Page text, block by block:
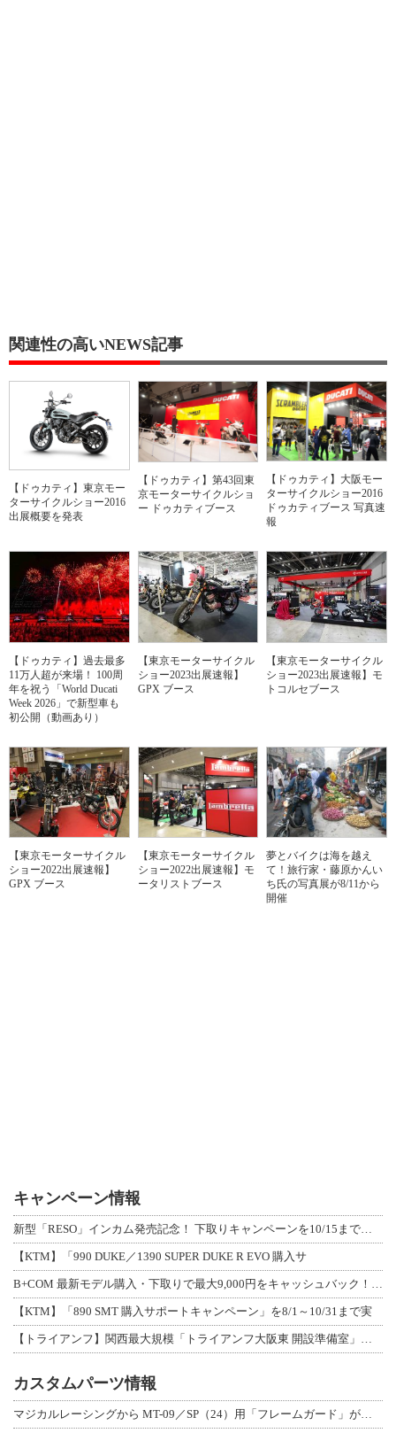
関連性の高いNEWS記事
【ドゥカティ】東京モー
ターサイクルショー2016
出展概要を発表
【ドゥカティ】第43回東
京モーターサイクルショ
ー ドゥカティブース
【ドゥカティ】大阪モー
ターサイクルショー2016
ドゥカティブース 写真速
報
【ドゥカティ】過去最多
11万人超が来場！ 100周
年を祝う「World Ducati
Week 2026」で新型車も
初公開（動画あり）
【東京モーターサイクル
ショー2023出展速報】
GPX ブース
【東京モーターサイクル
ショー2023出展速報】モ
トコルセブース
【東京モーターサイクル
ショー2022出展速報】
GPX ブース
【東京モーターサイクル
ショー2022出展速報】モ
ータリストブース
夢とバイクは海を越え
て！旅行家・藤原かんい
ち氏の写真展が8/11から
開催
キャンペーン情報
【KTM】「990 DUKE／1390 SUPER DUKE R EVO 購入サ
【KTM】「890 SMT 購入サポートキャンペーン」を8/1～10/31まで実
カスタムパーツ情報